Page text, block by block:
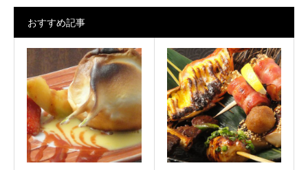
おすすめ記事